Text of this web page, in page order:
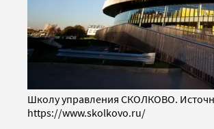
Школу управления СКОЛКОВО.
https://www.skolkovo.ru/